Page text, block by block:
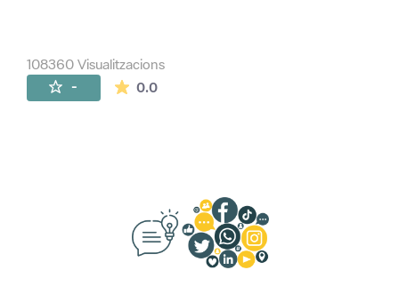
108360 Visualitzacions
- 0.0La mitjana de les valoracions és de 0